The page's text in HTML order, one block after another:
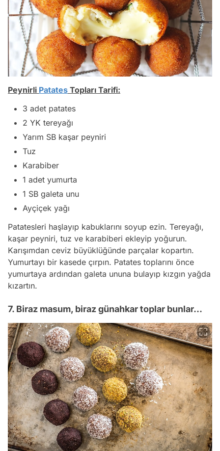
Peynirli Patates Topları Tarifi:
3 adet patates
2 YK tereyağı
Yarım SB kaşar peyniri
Tuz
Karabiber
1 adet yumurta
1 SB galeta unu
Ayçiçek yağı
Patatesleri haşlayıp kabuklarını soyup ezin. Tereyağı,
kaşar peyniri, tuz ve karabiberi ekleyip yoğurun.
Karışımdan ceviz büyüklüğünde parçalar kopartın.
Yumurtayı bir kasede çırpın. Patates toplarını önce
yumurtaya ardından galeta ununa bulayıp kızgın yağda
kızartın.
7. Biraz masum, biraz günahkar toplar bunlar...